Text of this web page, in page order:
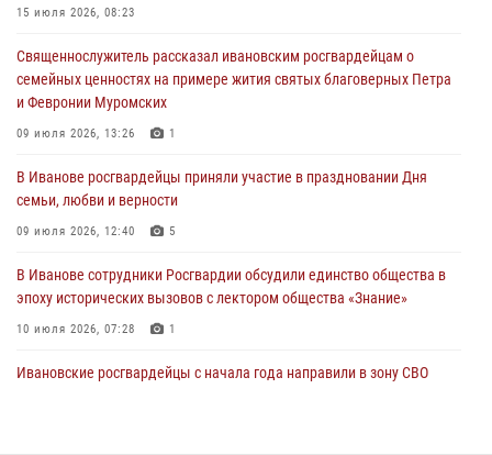
31 июля 2026, 11:08
В Ивановской области при содействии Росгвардии задержаны
подозреваемые в серии автомобильных краж
30 июля 2026, 12:41
празднования Дня Крещения Руси
28 июля 2026, 08:57
15 июля 2026, 08:23
Священнослужитель рассказал ивановским росгвардейцам о
семейных ценностях на примере жития святых благоверных Петра
и Февронии Муромских
09 июля 2026, 13:26 1
В Иванове росгвардейцы приняли участие в праздновании Дня
семьи, любви и верности
09 июля 2026, 12:40 5
В Иванове сотрудники Росгвардии обсудили единство общества в
эпоху исторических вызовов с лектором общества «Знание»
10 июля 2026, 07:28 1
Ивановские росгвардейцы с начала года направили в зону СВО